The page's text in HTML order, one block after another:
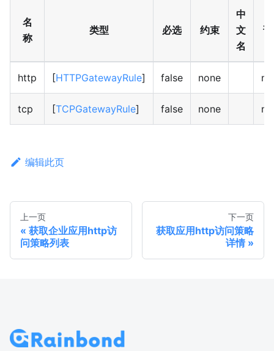
名
称
类型 必选 约束
中
文
名
http [HTTPGatewayRule] false none
tcp [TCPGatewayRule] false none
编辑此页
上一页
获取企业应用http访
问策略列表
下一页
获取应用http访问策略
详情